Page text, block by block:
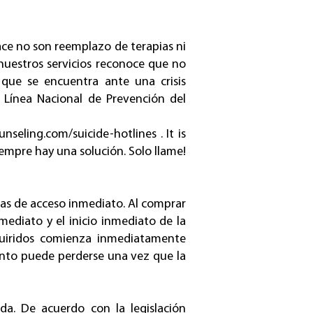
no son reemplazo de terapias ni
servicios reconoce que no
se encuentra ante una crisis
Nacional de Prevención del
suicide-hotlines . It is
hay una solución. Solo llame!
de acceso inmediato. Al comprar
y el inicio inmediato de la
comienza inmediatamente
puede perderse una vez que la
De acuerdo con la legislación